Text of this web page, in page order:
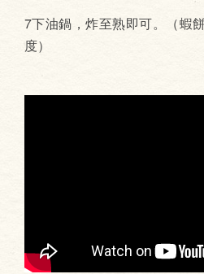
7下油鍋，炸至熟即可。（蝦
度）